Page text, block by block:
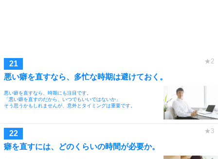
悪い癖を直すなら、多忙な時期は避けておく。
悪い癖を直すなら、時期にも注目です。
「悪い癖を直すのだから、いつでもいいではないか」
そう思うかもしれませんが、意外とタイミングは重要です。
癖を直すには、どのくらいの時間が必要か。